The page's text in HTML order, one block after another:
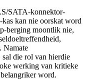
SATA-konnektor-
kan nie oorskat word
berging moontlik nie,
Namate
die rol van hierdie
werking van kritieke
word.